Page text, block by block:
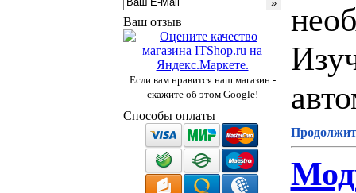
Ваш отзыв
Если вам нравится наш магазин -
скажите об этом Google!
Способы оплаты